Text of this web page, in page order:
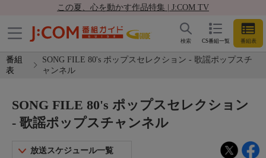
この夏、心を動かす作品特集 | J:COM TV
CS番組一覧 番組表
検索
番組
表
SONG FILE 80's ポップスセレクション - 歌謡ポップスチ
ャンネル
SONG FILE 80's ポップスセレクション
- 歌謡ポップスチャンネル
放送スケジュール一覧